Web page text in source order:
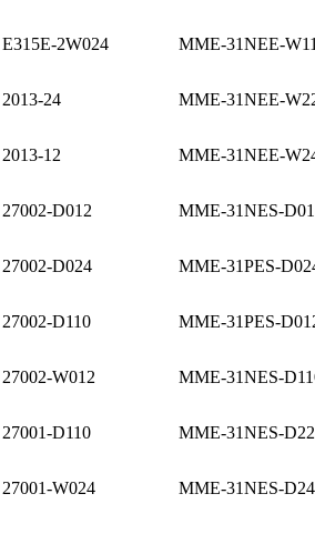
E315E-2W024 MME-31NEE-
2013-24 MME-31NEE-
2013-12 MME-31NEE-
27002-D012 MME-31NES-
27002-D024 MME-31PES-
27002-D110 MME-31PES-
27002-W012 MME-31NES-
27001-D110 MME-31NES-
27001-W024 MME-31NES-